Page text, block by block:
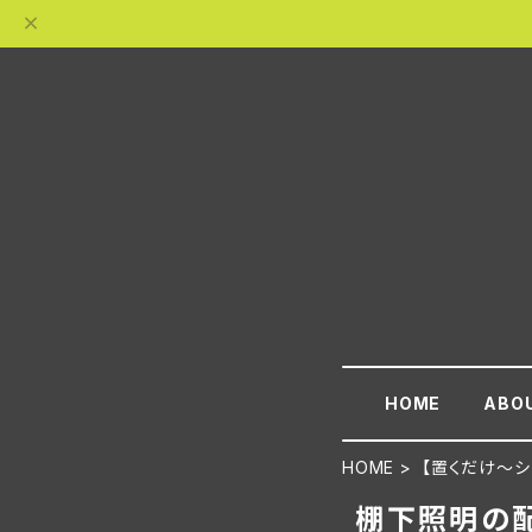
HOME
HOME 【置くだけ～
棚下照明の